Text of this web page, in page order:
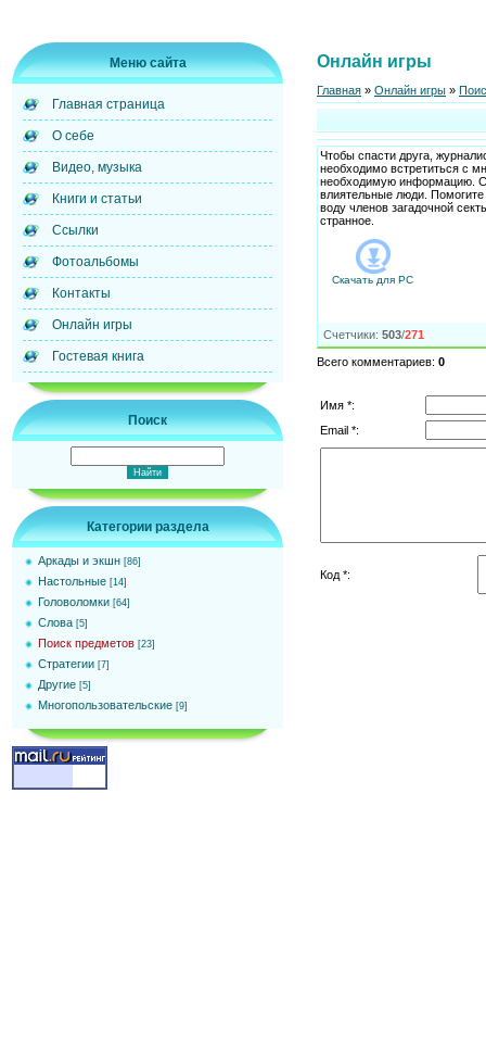
Меню сайта
Главная страница
О себе
Видео, музыка
Книги и статьи
Ссылки
Фотоальбомы
Контакты
Онлайн игры
Гостевая книга
Поиск
Категории раздела
Аркады и экшн [86]
Настольные [14]
Головоломки [64]
Слова [5]
Поиск предметов [23]
Стратегии [7]
Другие [5]
Многопользовательские [9]
Онлайн игры
Главная » Онлайн игры »
Чтобы спасти друга,
необходимо встретиться с
необходимую информацию.
влиятельные люди.
воду членов загадочной
странное.
Скачать для PC
Счетчики: 503/271
Всего комментариев: 0
Имя *:
Email *:
Код *: